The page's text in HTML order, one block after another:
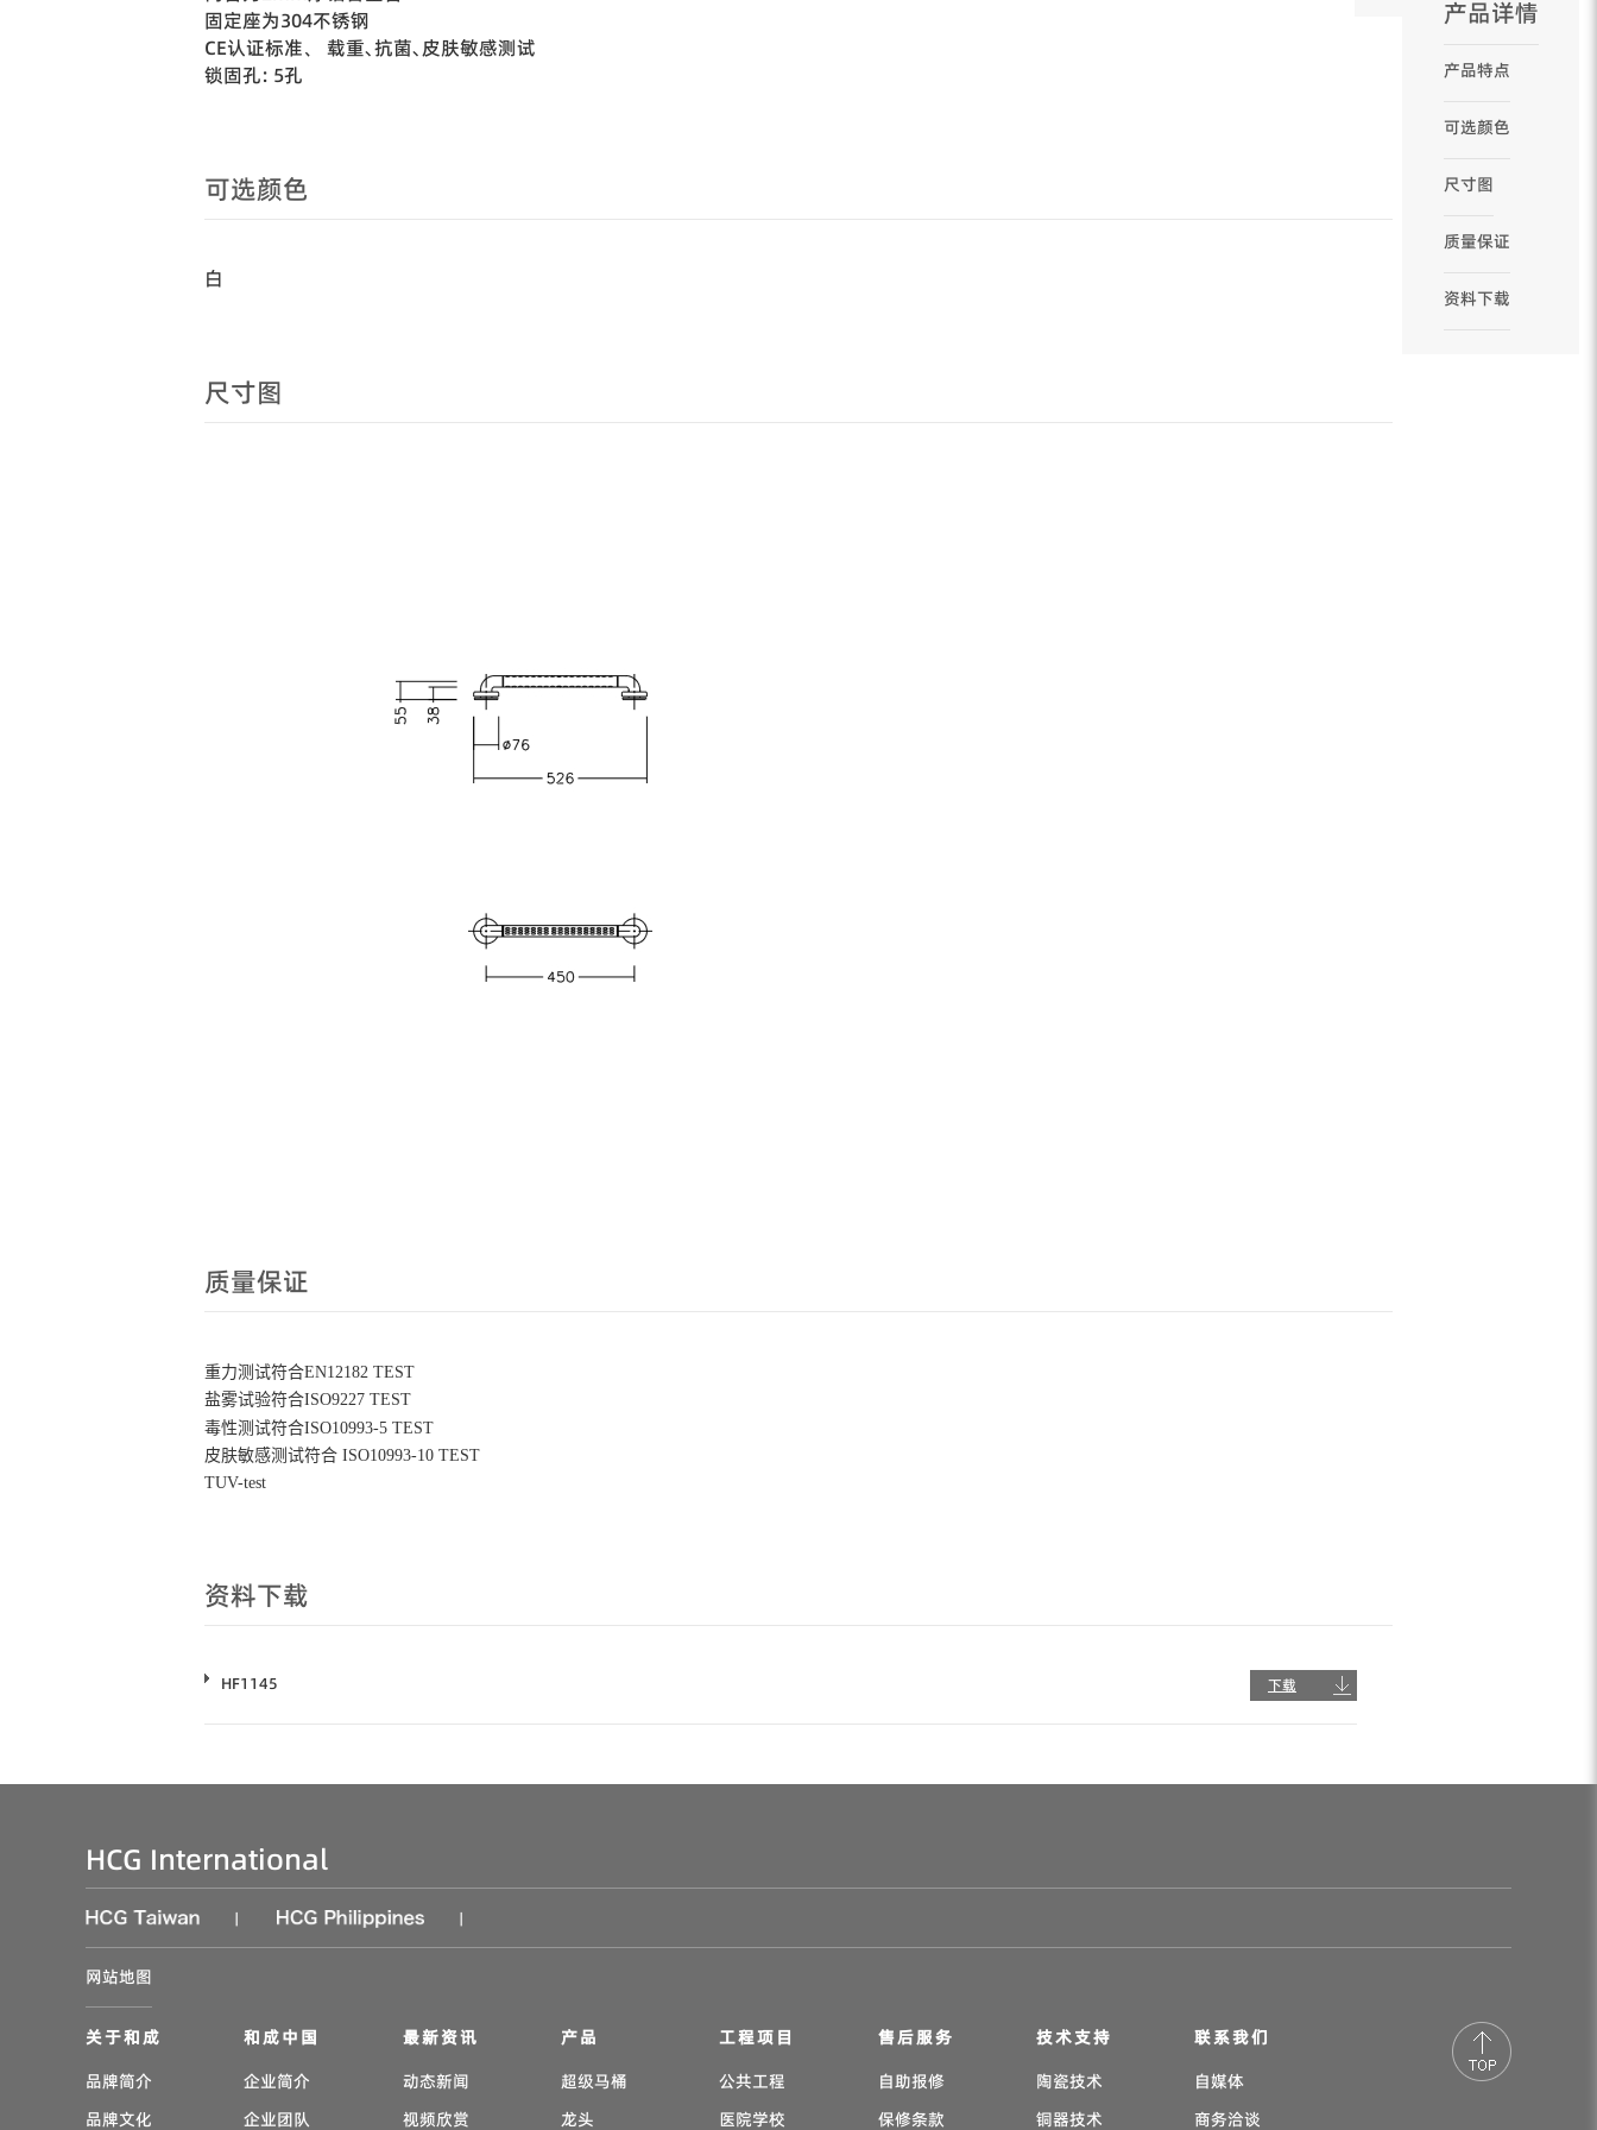
固定座为304不锈钢
CE认证标准、 载重､抗菌､皮肤敏感测试
锁固孔: 5孔
可选颜色
白
尺寸图
质量保证
重力测试符合EN12182 TEST
盐雾试验符合ISO9227 TEST
毒性测试符合ISO10993-5 TEST
皮肤敏感测试符合 ISO10993-10 TEST
TUV-test
资料下载
HF1145 下载
产品详情
产品特点
可选颜色
尺寸图
质量保证
资料下载
HCG International
| |
网站地图
关于和成
品牌简介
品牌文化
和成中国
企业简介
企业团队
最新资讯
动态新闻
视频欣赏
产品
超级马桶
龙头
工程项目
公共工程
医院学校
售后服务
自助报修
保修条款
技术支持
陶瓷技术
铜器技术
联系我们
自媒体
商务洽谈